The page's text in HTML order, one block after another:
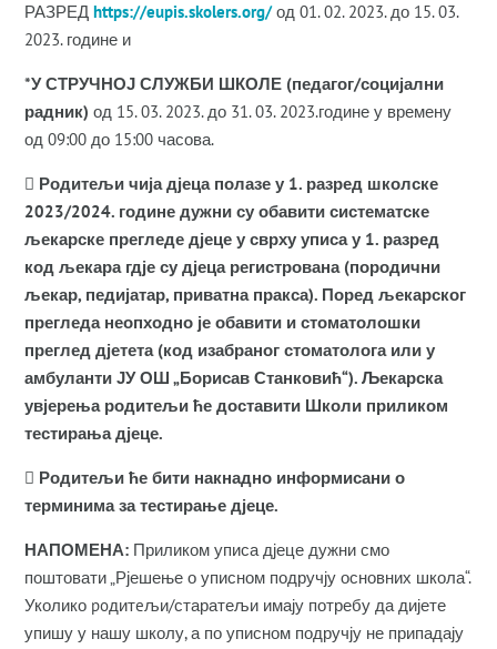
РАЗРЕДhttps://eupis.skolers.org/од 01. 02. 2023. до 15. 03.
2023. године и
*У СТРУЧНОЈ СЛУЖБИ ШКОЛЕ (педагог/социјални
радник) од 15. 03. 2023. до 31. 03. 2023.године у времену
од 09:00 до 15:00 часова.
 Родитељи чија дјеца полазе у 1. разред школске
2023/2024. године дужни су обавити систематске
љекарске прегледе дјеце у сврху уписа у 1. разред
код љекара гдје су дјеца регистрована (породични
љекар, педијатар, приватна пракса). Поред љекарског
прегледа неопходно је обавити и стоматолошки
преглед дјетета (код изабраног стоматолога или у
амбуланти ЈУ ОШ „Борисав Станковић“). Љекарска
увјерења родитељи ће доставити Школи приликом
тестирања дјеце.
 Родитељи ће бити накнадно информисани о
терминима за тестирање дјеце.
НАПОМЕНА: Приликом уписа дјеце дужни смо
поштовати „Рјешење о уписном подручју основних школа“.
Уколико poдитeљи/старатељи имају потребу да дијете
упишу у нашу школу, а по уписном подручју не припадају